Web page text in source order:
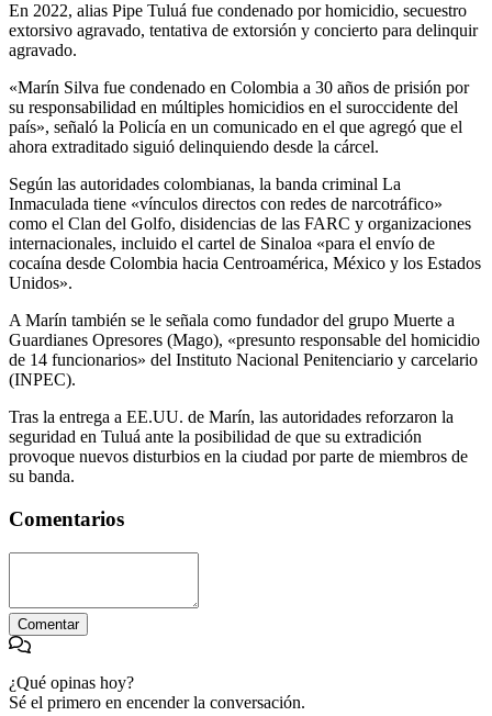
En 2022, alias Pipe Tuluá fue condenado por homicidio, secuestro
extorsivo agravado, tentativa de extorsión y concierto para delinquir
agravado.
«Marín Silva fue condenado en Colombia a 30 años de prisión por
su responsabilidad en múltiples homicidios en el suroccidente del
país», señaló la Policía en un comunicado en el que agregó que el
ahora extraditado siguió delinquiendo desde la cárcel.
Según las autoridades colombianas, la banda criminal La
Inmaculada tiene «vínculos directos con redes de narcotráfico»
como el Clan del Golfo, disidencias de las FARC y organizaciones
internacionales, incluido el cartel de Sinaloa «para el envío de
cocaína desde Colombia hacia Centroamérica, México y los Estados
Unidos».
A Marín también se le señala como fundador del grupo Muerte a
Guardianes Opresores (Mago), «presunto responsable del homicidio
de 14 funcionarios» del Instituto Nacional Penitenciario y carcelario
(INPEC).
Tras la entrega a EE.UU. de Marín, las autoridades reforzaron la
seguridad en Tuluá ante la posibilidad de que su extradición
provoque nuevos disturbios en la ciudad por parte de miembros de
su banda.
Comentarios
Comentar
¿Qué opinas hoy?
Sé el primero en encender la conversación.